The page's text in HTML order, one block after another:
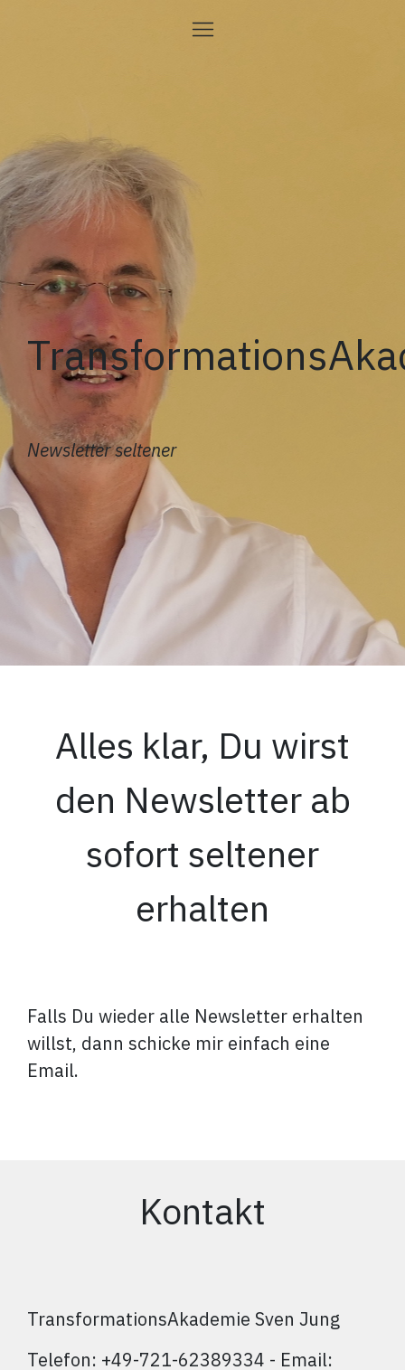
Newsletter seltener
Alles klar, Du wirst
den Newsletter ab
sofort seltener
erhalten
Falls Du wieder alle Newsletter erhalten
willst, dann schicke mir einfach eine
Email.
Kontakt
TransformationsAkademie Sven Jung
Telefon: +49-721-62389334 - Email: